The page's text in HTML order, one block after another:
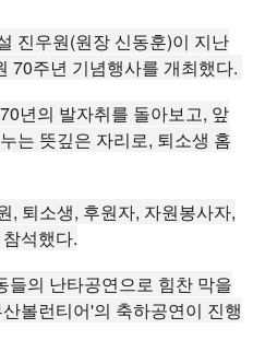
진우원(원장 신동훈)이 지난
70주년 기념행사를 개최했다.
년의 발자취를 돌아보고, 앞
는 뜻깊은 자리로, 퇴소생 홈
, 퇴소생, 후원자, 자원봉사자,
석했다.
들의 난타공연으로 힘찬 막을
볼런티어'의 축하공연이 진행